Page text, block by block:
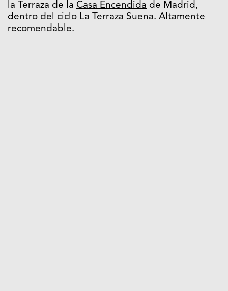
la Terraza de la Casa Encendida de Madrid,
dentro del ciclo La Terraza Suena. Altamente
recomendable.